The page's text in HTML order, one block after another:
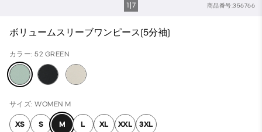
商品番号:356766
1 7
ボリュームスリーブワンピース(5分袖)
カラー: 52 GREEN
サイズ: WOMEN M
XS S M L XL XXL 3XL